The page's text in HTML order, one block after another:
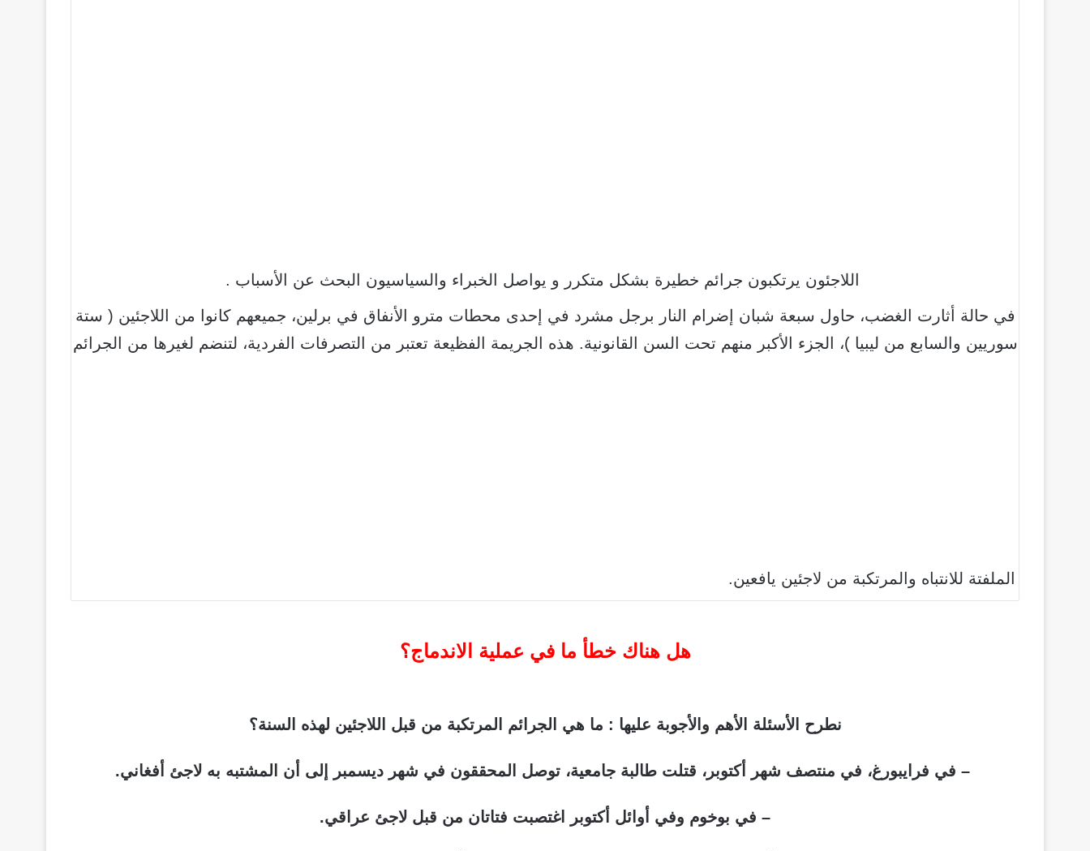
اللاجئون يرتكبون جرائم خطيرة بشكل متكرر و يواصل الخبراء والسياسيون البحث عن الأسباب .
في حالة أثارت الغضب، حاول سبعة شبان إضرام النار برجل مشرد في إحدى محطات مترو الأنفاق في برلين، جميعهم كانوا من اللاجئين ( ستة
سوريين والسابع من ليبيا )، الجزء الأكبر منهم تحت السن القانونية. هذه الجريمة الفظيعة تعتبر من التصرفات الفردية، لتنضم لغيرها من الجرائم
الملفتة للانتباه والمرتكبة من لاجئين يافعين.
هل هناك خطأ ما في عملية الاندماج؟
نطرح الأسئلة الأهم والأجوبة عليها : ما هي الجرائم المرتكبة من قبل اللاجئين لهذه السنة؟
– في فرايبورغ، في منتصف شهر أكتوبر، قتلت طالبة جامعية، توصل المحققون في شهر ديسمبر إلى أن المشتبه به لاجئ أفغاني.
– في بوخوم وفي أوائل أكتوبر اغتصبت فتاتان من قبل لاجئ عراقي.